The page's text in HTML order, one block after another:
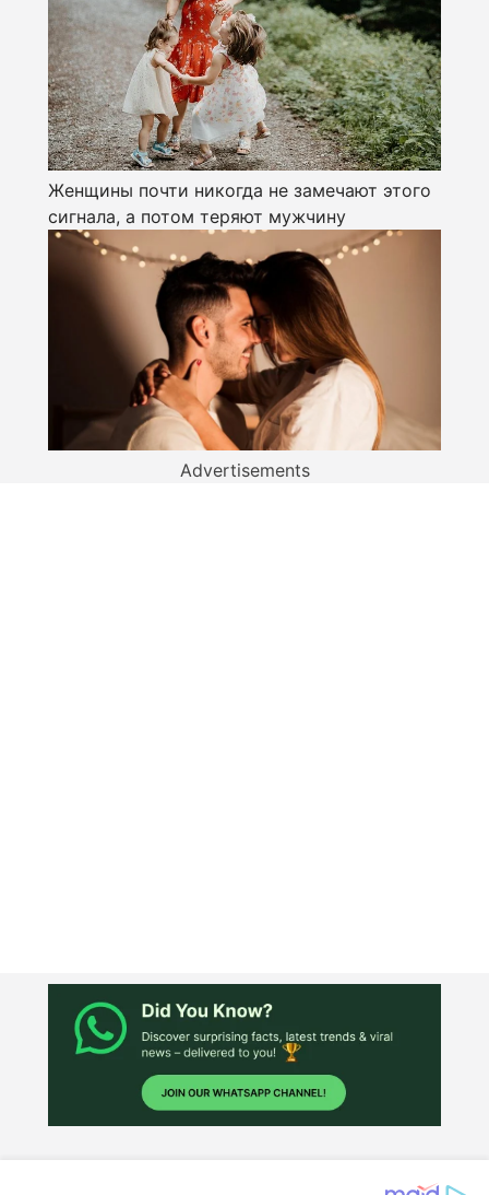
Женщины почти никогда не замечают этого
сигнала, а потом теряют мужчину
Advertisements